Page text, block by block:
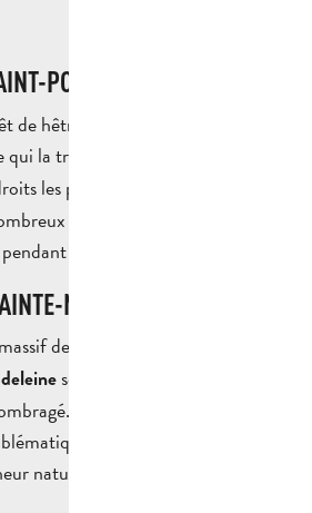
PONS
de hêtres, son abbaye cistercienne
la traverse, la
les plus frais des environs
sentiers permettent de se
plusieurs heures.
MARIE-MADELEINE
de la Sainte-Baume, la
se rejoint par un sentier
Cette balade permet de
de Provence tout en
naturelle de la forêt.